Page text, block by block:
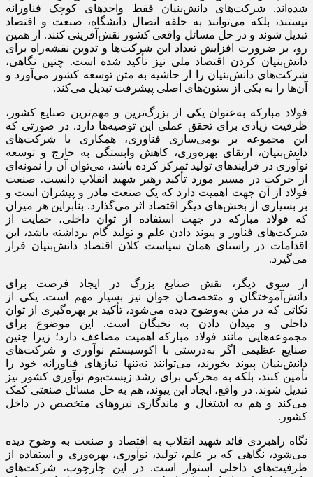
شده‌اند. شرکت‌های دانش‌بنیان فقط واحدهای کوچک فناورانه
نیستند، بلکه می‌توانند به حلقه اتصال دانشگاه، صنعت و اقتصاد
تبدیل شوند و در حل مسائل واقعی کشور نقش‌آفرینی کنند. از همین
رو، بر ضرورت افزایش تعداد این شرکت‌ها و تدوین نقشه‌راه برای
دانش‌بنیان کردن اقتصاد ملی نیز تأکید شده است. چنین نگاهی،
شرکت‌های دانش‌بنیان را از حاشیه به متن توسعه کشور می‌آورد و
آن‌ها را به یکی از ستون‌های اصلی پیشرفت تبدیل می‌کند.
فولاد مبارکه به‌عنوان یکی از بزرگ‌ترین و مهم‌ترین صنایع کشور،
ظرفیت زیادی برای تحقق عملی این توصیه‌ها دارد. در صورتی که
این مجموعه بر بومی‌سازی فناوری، همکاری با شرکت‌های
دانش‌بنیان، ارتقای بهره‌وری، کاهش وابستگی به خارج و توسعه
نوآوری در فرایندهای تولید تمرکز کرده باشد، می‌توان آن را نمونه‌ای
از حرکت در مسیر مورد تأکید رهبر شهید انقلاب دانست. صنعت
فولاد از آن جهت اهمیت دارد که یک صنعت مادر و پیشران است و
بر بسیاری از بخش‌های دیگر اقتصاد اثر می‌گذارد. بنابراین هر میزان
که فولاد مبارکه در جهت استفاده از توان داخلی، حمایت از
شرکت‌های فناور و پیوند دادن علم و تولید گام برداشته باشد، این
اقدامات در راستای همان سیاست کلان اقتصاد دانش‌بنیان قرار
می‌گیرد.
از سوی دیگر، نقش صنایع بزرگ در ایجاد فرصت برای
دانش‌آموختگان و متخصصان جوان نیز بسیار مهم است. یکی از
نکاتی که در متن به‌وضوح دیده می‌شود، تأکید بر بهره‌گیری از توان
داخلی و میدان دادن به نخبگان است. این موضوع برای
مجموعه‌هایی مانند فولاد مبارکه اهمیت مضاعف دارد؛ زیرا چنین
صنایع عظیمی اگر به‌درستی با اکوسیستم نوآوری و شرکت‌های
دانش‌بنیان پیوند بخورند، می‌توانند نه‌تنها نیازهای فناورانه خود را
تأمین کنند، بلکه به محرکی برای رشد زیست‌بوم نوآوری کشور نیز
تبدیل شوند. در واقع، ایجاد این پیوند، هم به حل مسائل صنعتی کمک
می‌کند و هم به اشتغال و ماندگاری نیروهای متخصص در داخل
کشور.
نگاه راهبردی قائد شهید انقلاب به اقتصاد و صنعت به وضوح دیده
می‌شود، نگاهی که بر علم، تولید، نوآوری، بهره‌وری و استفاده از
ظرفیت‌های داخلی استوار است. در این چارچوب، شرکت‌های